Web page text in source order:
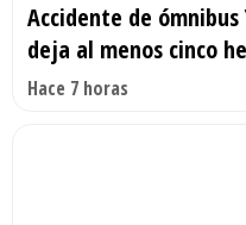
Accidente de
deja al menos cinco
Hace 7 horas